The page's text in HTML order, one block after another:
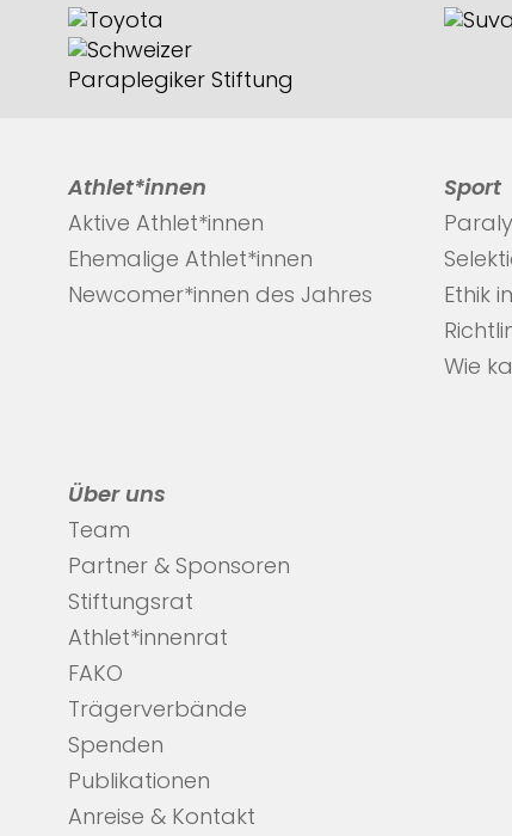
Athlet*innen
Aktive Athlet*innen
Ehemalige Athlet*innen
Newcomer*innen des Jahres
Sport
Ethik
Wie
Über uns
Team
Partner & Sponsoren
Stiftungsrat
Athlet*innenrat
FAKO
Trägerverbände
Spenden
Publikationen
Anreise & Kontakt